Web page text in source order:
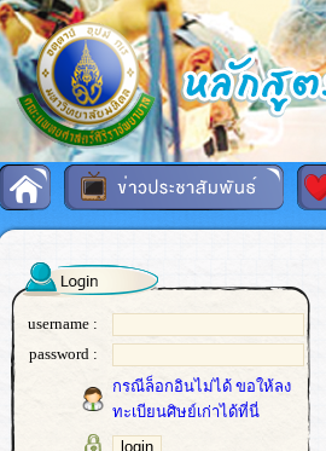
username :
password :
กรณีล็อกอินไม่ได้ ขอให้ลง
ทะเบียนศิษย์เก่าได้ที่นี่